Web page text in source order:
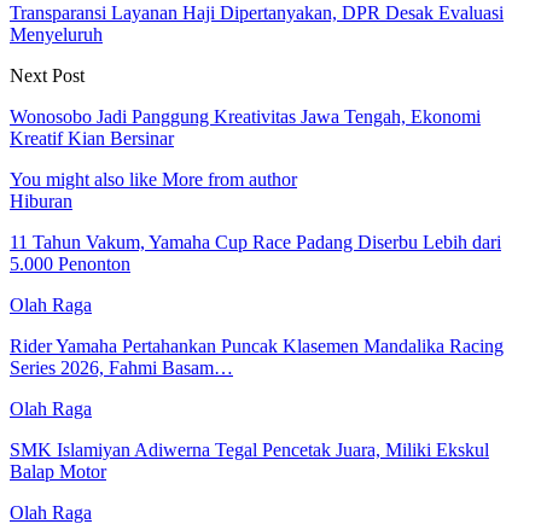
Transparansi Layanan Haji Dipertanyakan, DPR Desak Evaluasi
Menyeluruh
Next Post
Wonosobo Jadi Panggung Kreativitas Jawa Tengah, Ekonomi
Kreatif Kian Bersinar
You might also like More from author
Hiburan
11 Tahun Vakum, Yamaha Cup Race Padang Diserbu Lebih dari
5.000 Penonton
Olah Raga
Rider Yamaha Pertahankan Puncak Klasemen Mandalika Racing
Series 2026, Fahmi Basam…
Olah Raga
SMK Islamiyan Adiwerna Tegal Pencetak Juara, Miliki Ekskul
Balap Motor
Olah Raga